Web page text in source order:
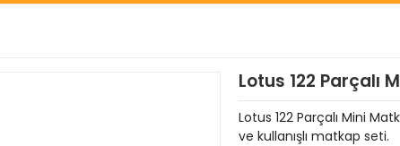
Lotus 122 Parçalı
Lotus 122 Parçalı Mini
ve kullanışlı matkap seti.